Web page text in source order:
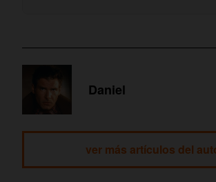
partidos en hasta 5 dispositivos y
funcionalidades como
(para reiniciar un programa) y
(para acceder a la programación de
Daniel
ver más artículos del